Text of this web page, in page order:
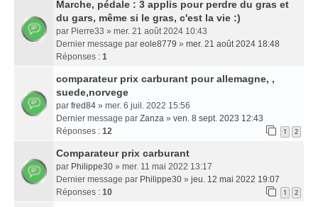
Marche, pédale : 3 applis pour perdre du gras et
du gars, même si le gras, c'est la vie :)
par Pierre33 » mer. 21 août 2024 10:43
Dernier message par eole8779 » mer. 21 août 2024 18:48
Réponses : 1
comparateur prix carburant pour allemagne, ,
suede,norvege
par fred84 » mer. 6 juil. 2022 15:56
Dernier message par Zanza » ven. 8 sept. 2023 12:43
Réponses : 12 1 2
Comparateur prix carburant
par Philippe30 » mer. 11 mai 2022 13:17
Dernier message par Philippe30 » jeu. 12 mai 2022 19:07
Réponses : 10 1 2